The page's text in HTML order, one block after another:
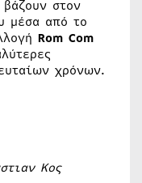
στον
μέσα από το
Rom Com
χρόνων.
Κος